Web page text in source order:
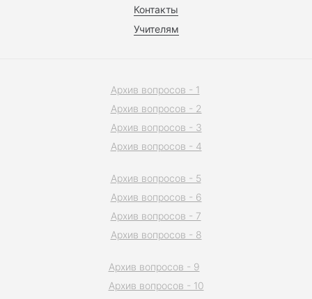
Контакты
Учителям
Архив вопросов - 1
Архив вопросов - 2
Архив вопросов - 3
Архив вопросов - 4
Архив вопросов - 5
Архив вопросов - 6
Архив вопросов - 7
Архив вопросов - 8
Архив вопросов - 9
Архив вопросов - 10